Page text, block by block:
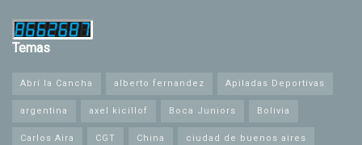
Temas
Abrí la Cancha alberto fernandez Apiladas Deportivas
argentina axel kicillof Boca Juniors Bolivia
Carlos Aira CGT China ciudad de buenos aires